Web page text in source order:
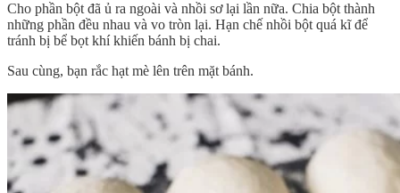
Cho phần bột đã ủ ra ngoài và nhồi sơ lại lần nữa. Chia bột thành
những phần đều nhau và vo tròn lại. Hạn chế nhồi bột quá kĩ để
tránh bị bể bọt khí khiến bánh bị chai.
Sau cùng, bạn rắc hạt mè lên trên mặt bánh.